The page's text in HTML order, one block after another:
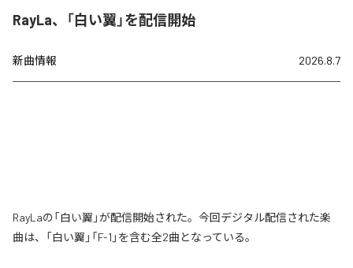
RayLa、「白い翼」を配信開始
新曲情報 2026.8.7
RayLaの「白い翼」が配信開始された。今回デジタル配信された楽
曲は、「白い翼」「F-1」を含む全2曲となっている。